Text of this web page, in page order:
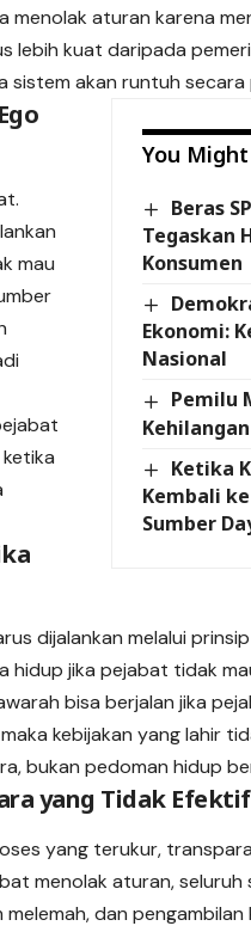
menolak aturan karena
lebih kuat daripada
sistem akan runtuh secara
You
Beras
Tegaskan
Konsumen
Ekonomi:
Nasional
Pemilu
Ketika
Kembali
Sumber
mau
dijalankan melalui
hidup jika pejabat tidak
bisa berjalan jika
kebijakan yang lahir
bukan pedoman hidup
yang Tidak Efektif
yang terukur,
menolak aturan,
dan